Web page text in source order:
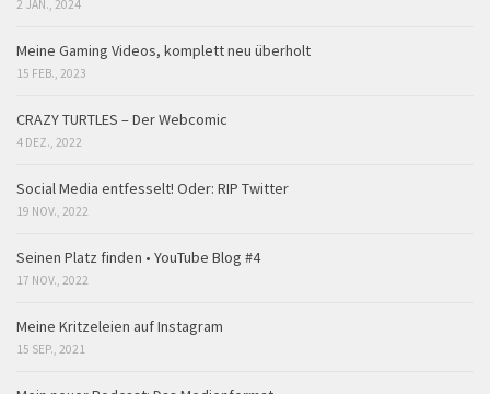
2 JAN., 2024
Meine Gaming Videos, komplett neu überholt
15 FEB., 2023
CRAZY TURTLES – Der Webcomic
4 DEZ., 2022
Social Media entfesselt! Oder: RIP Twitter
19 NOV., 2022
Seinen Platz finden • YouTube Blog #4
17 NOV., 2022
Meine Kritzeleien auf Instagram
15 SEP., 2021